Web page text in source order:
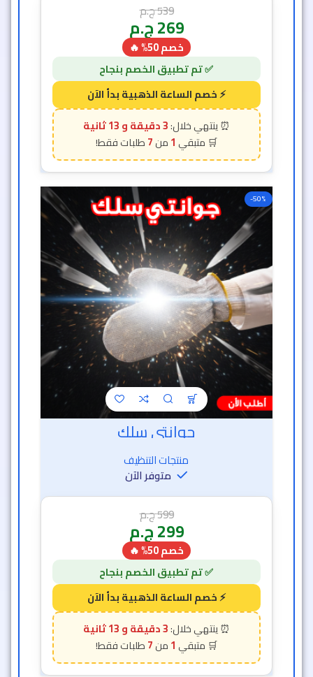
539ج.م
269ج.م
خصم 50% 🔥
3 دقيقة و 11 ثانية
1
7
-50%
جوانتي سلك
منتجات التنظيف
متوفر الآن
599ج.م
299ج.م
خصم 50% 🔥
3 دقيقة و 11 ثانية
1
7